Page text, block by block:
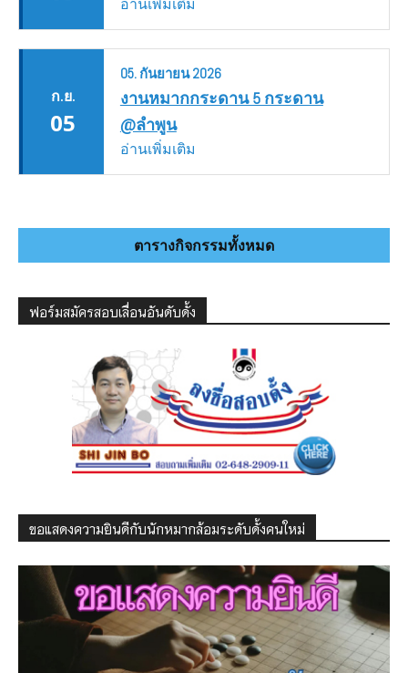
อ่านเพิ่มเติม
ก.ย.
05
05. กันยายน2026
งานหมากกระดาน 5 กระดาน
@ลำพูน
อ่านเพิ่มเติม
ตารางกิจกรรมทั้งหมด
ฟอร์มสมัครสอบเลื่อนอันดับดั้ง
ขอแสดงความยินดีกับนักหมากล้อมระดับดั้งคนใหม่